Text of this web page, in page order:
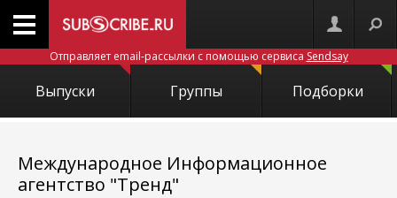
Отправляет email-рассылки с помощью сервиса Sendsay
Выпуски Группы Подборки
Международное Информационное
агентство "Тренд"